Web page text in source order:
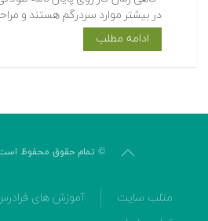
در بیشتر موارد سردرگم هستند و
ادامه مطلب
© تمام حقوق محفوظ
متلب سایت آموزش های